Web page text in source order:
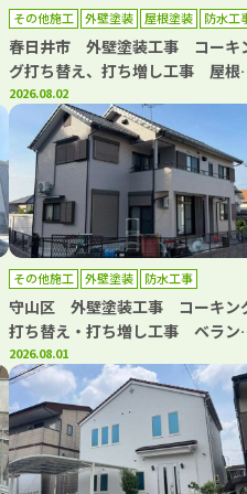
その他施工 外壁塗装 屋根塗装 防水工
春日井市 外壁塗装工事 コーキ
グ打ち替え、打ち増し工事 屋根
装工事 ベランダ防水工事
2026.08.02
その他施工 外壁塗装 防水工事
守山区 外壁塗装工事 コーキン
打ち替え・打ち増し工事 ベラン
防水工事
2026.08.01